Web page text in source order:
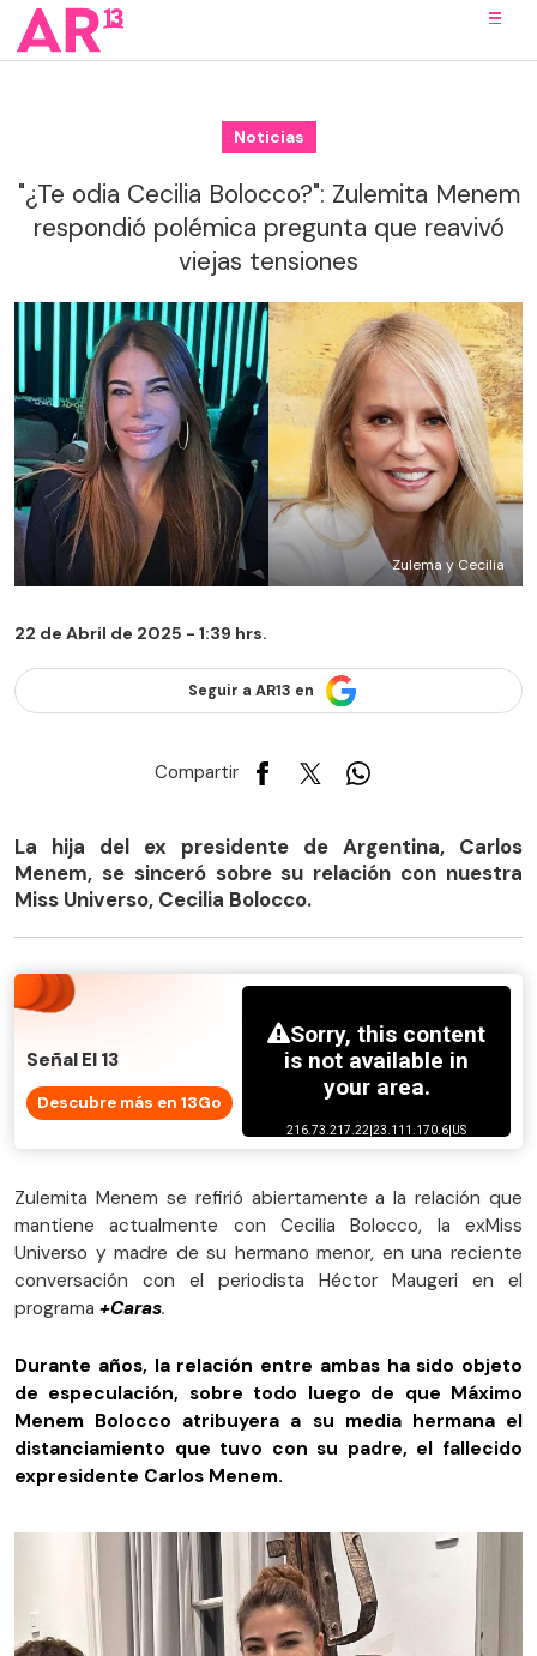
Noticias
"¿Te odia Cecilia Bolocco?": Zulemita Menem
respondió polémica pregunta que reavivó
viejas tensiones
Zulema y Cecilia
22 de Abril de 2025 - 1:39 hrs.
Seguir a AR13 en
Compartir
La hija del ex presidente de Argentina, Carlos
Menem, se sinceró sobre su relación con nuestra
Miss Universo, Cecilia Bolocco.
Señal El 13
Descubre más en 13Go
Zulemita Menem se refirió abiertamente a la relación que
mantiene actualmente con Cecilia Bolocco, la exMiss
Universo y madre de su hermano menor, en una reciente
conversación con el periodista Héctor Maugeri en el
programa +Caras.
Durante años, la relación entre ambas ha sido objeto
de especulación, sobre todo luego de que Máximo
Menem Bolocco atribuyera a su media hermana el
distanciamiento que tuvo con su padre, el fallecido
expresidente Carlos Menem.